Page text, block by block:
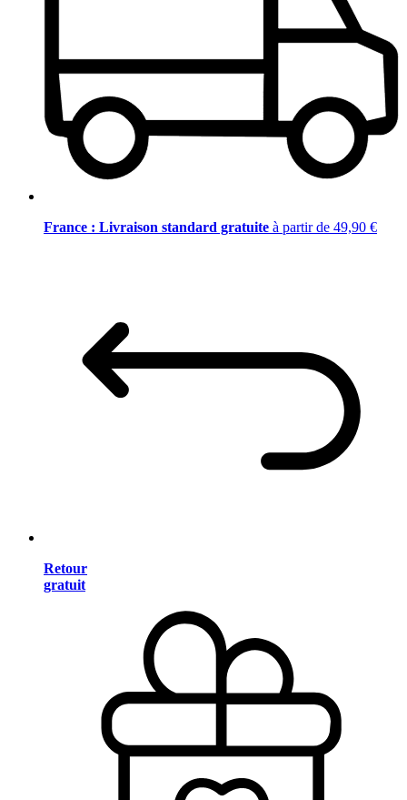
France : Livraison standard gratuite à partir de 49,90 €
Retour
gratuit